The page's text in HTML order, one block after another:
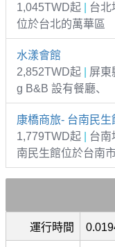
1,045TWD起
台北
位於台北的萬華區
水漾會館
2,852TWD起
屏東
g B&B 設有餐廳、
康橋商旅- 台南民生
1,779TWD起
台南
南民生館位於台南
運行時間